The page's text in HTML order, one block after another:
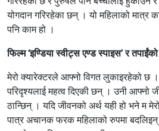
योगदान गरिरहेका छन् । यो महिलाको मात्र
पनि काम हो ।
फिल्म ‘इण्डिया स्वीट्स एण्ड स्पाइस’ र
मेरो क्यारेक्टरले आफ्नो विगत लुकाइरहेको छ ।
परिदृश्यलाई महत्व दिएकी छन् । उनी आफ्नो
ठान्छिन् । यदि जीवनको अर्थ यही हो भने म
पात्र अचानक फरक महिलाको रुपमा